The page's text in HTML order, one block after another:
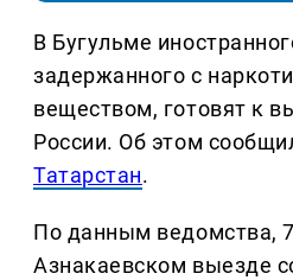
В Бугульме
задержанного с
веществом, готовят к
России. Об этом
Татарстан.
По данным ведомства,
Азнакаевском выезде